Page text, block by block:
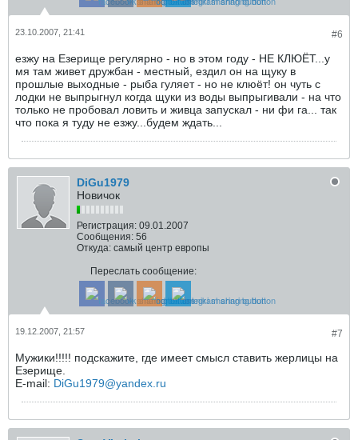
#6
23.10.2007, 21:41
езжу на Езерище регулярно - но в этом году - НЕ КЛЮЁТ...у
мя там живет дружбан - местный, ездил он на щуку в
прошлые выходные - рыба гуляет - но не клюёт! он чуть с
лодки не выпрыгнул когда щуки из воды выпрыгивали - на что
только не пробовал ловить и живца запускал - ни фи га... так
что пока я туду не езжу...будем ждать...
DiGu1979
Новичок
Регистрация: 09.01.2007
Сообщения: 56
Откуда: самый центр европы
Переслать сообщение:
#7
19.12.2007, 21:57
Мужики!!!!! подскажите, где имеет смысл ставить жерлицы на
Езерище.
E-mail: DiGu1979@yandex.ru